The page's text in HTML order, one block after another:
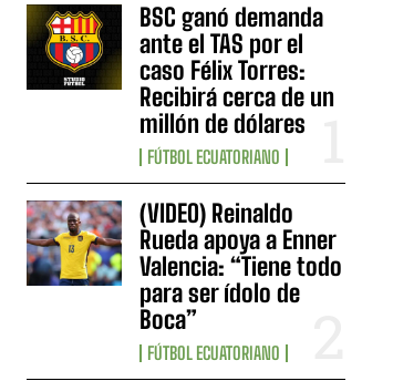
BSC ganó demanda
ante el TAS por el
caso Félix Torres:
Recibirá cerca de un
millón de dólares
FÚTBOL ECUATORIANO
(VIDEO) Reinaldo
Rueda apoya a Enner
Valencia: “Tiene todo
para ser ídolo de
Boca”
FÚTBOL ECUATORIANO